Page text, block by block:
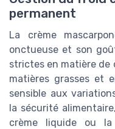
permanent
La crème
onctueuse et son
strictes en matière de
matières grasses et
sensible aux
la sécurité
crème liquide ou